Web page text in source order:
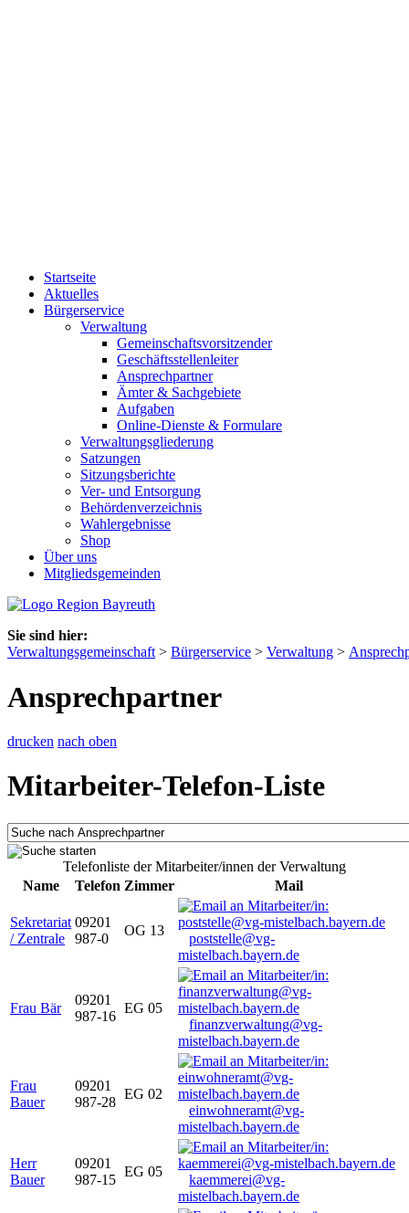
Startseite
Aktuelles
Bürgerservice
Verwaltung
Gemeinschaftsvorsitzender
Geschäftsstellenleiter
Ansprechpartner
Ämter & Sachgebiete
Aufgaben
Online-Dienste & Formulare
Verwaltungsgliederung
Satzungen
Sitzungsberichte
Ver- und Entsorgung
Behördenverzeichnis
Wahlergebnisse
Shop
Über uns
Mitgliedsgemeinden
Sie sind hier:
Verwaltungsgemeinschaft > Bürgerservice > Verwaltung >
Ansprechpartner
drucken nach oben
Mitarbeiter-Telefon-Liste
Telefonliste der Mitarbeiter/innen der Verwaltung
Name
Telefon Zimmer Mail
Sekretariat
/ Zentrale
09201
987-0
OG 13
poststelle@vg-
mistelbach.bayern.de
Frau Bär
09201
987-16
EG 05
finanzverwaltung@vg-
mistelbach.bayern.de
Frau
Bauer
09201
987-28
EG 02
einwohneramt@vg-
mistelbach.bayern.de
Herr
Bauer
09201
987-15
EG 05
kaemmerei@vg-
mistelbach.bayern.de